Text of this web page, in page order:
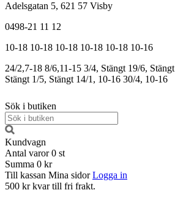
Adelsgatan 5, 621 57 Visby
0498-21 11 12
10-18 10-18 10-18 10-18 10-18 10-16
24/2,7-18 8/6,11-15 3/4, Stängt 19/6, Stängt
Stängt 1/5, Stängt 14/1, 10-16 30/4, 10-16
Sök i butiken
Kundvagn
Antal varor 0 st
Summa 0 kr
Till kassan Mina sidor Logga in
500 kr kvar till fri frakt.